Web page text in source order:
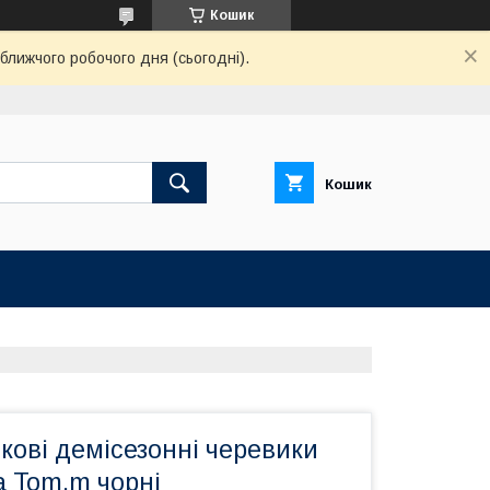
Кошик
робочого дня (сьогодні).
Кошик
демісезонні черевики
чорні